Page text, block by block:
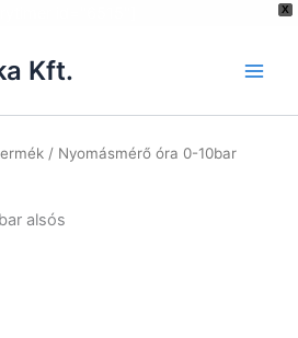
X
Kft.
/ Nyomásmérő óra 0-10bar
alsós